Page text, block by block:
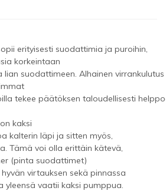
erityisesti suodattimia ja puroihin,
korkeintaan
suodattimeen. Alhainen
tekee päätöksen taloudellisesti
kaksi
kalterin läpi ja sitten myös,
Tämä voi olla erittäin kätevä,
(pinta suodattimet)
virtauksen sekä pinnassa
yleensä vaatii kaksi pumppua.